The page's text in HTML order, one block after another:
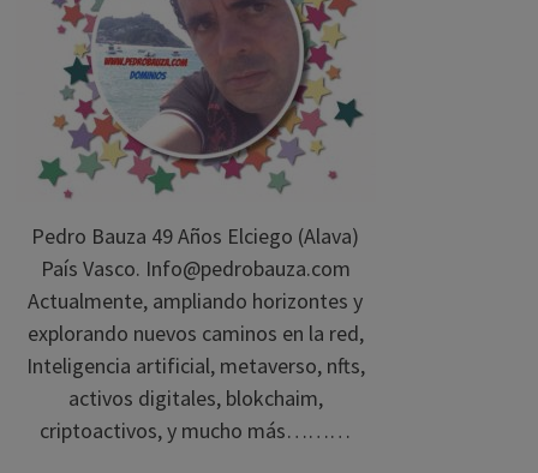
Pedro Bauza 49 Años Elciego (Alava)
País Vasco. Info@pedrobauza.com
Actualmente, ampliando horizontes y
explorando nuevos caminos en la red,
Inteligencia artificial, metaverso, nfts,
activos digitales, blokchaim,
criptoactivos, y mucho más………